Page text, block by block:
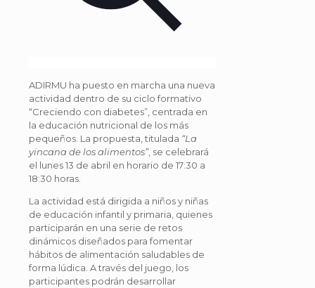
ADIRMU ha puesto en marcha una nueva
actividad dentro de su ciclo formativo
“Creciendo con diabetes”, centrada en
la educación nutricional de los más
pequeños. La propuesta, titulada “La
yincana de los alimentos”, se celebrará
el lunes 13 de abril en horario de 17:30 a
18:30 horas.
La actividad está dirigida a niños y niñas
de educación infantil y primaria, quienes
participarán en una serie de retos
dinámicos diseñados para fomentar
hábitos de alimentación saludables de
forma lúdica. A través del juego, los
participantes podrán desarrollar